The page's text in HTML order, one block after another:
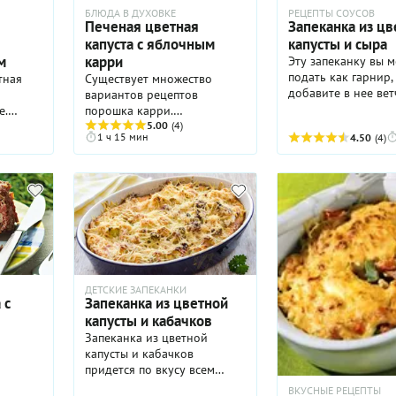
и
подать его со сметаной и
мелко нарезанной зеленью
укропа.
а
их
по
БЛЮДА В ДУХОВКЕ
Печеная цветная
капуста с яблочным
карри
Существует множество
вариантов рецептов
порошка карри.
Практически все они
содержат куркуму,
кориандр, пажитник и чили.
Мадрасский карри – это
всегда более острый
вариант, чем остальные, и
цвет у него за счет
большого количества чили
краснее.
5.00 (4)
1 ч 15 мин
РЕЦЕПТЫ СОУСОВ
Запеканка из
капусты и сыра
Эту запеканку вы
подать как
добавите в нее
ужин. Для совсем
взбейте массу для
запеканки
чтобы получилось
однородное пюре.
4.50 (4)
ДЕТСКИЕ ЗАПЕКАНКИ
Запеканка из цветной
капусты и кабачков
Запеканка из цветной
капусты и кабачков
придется по вкусу всем
ВКУСНЫЕ РЕЦЕПТЫ